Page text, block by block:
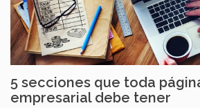
5 secciones que toda
empresarial debe tener